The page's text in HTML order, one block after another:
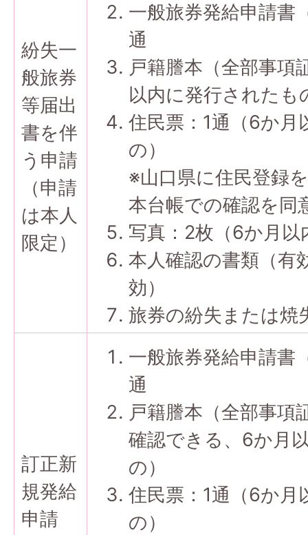
紛失一
般旅券
等届出
書を伴
う申請
（申請
は本人
限定）
一般旅券発給申請書
通
戸籍謄本（全部事項
以内に発行されたも
住民票：1通（6か月
の）
※山口県に住民登録
本台帳での確認を同
写真：2枚（6か月
本人確認の書類（有
効）
旅券の紛失または焼
訂正新
規発給
申請
一般旅券発給申請書
通
戸籍謄本（全部事項
確認できる、6か月
の）
住民票：1通（6か月
の）